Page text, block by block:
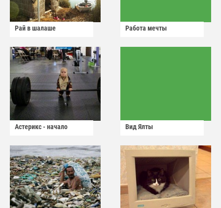
Рай в шалаше Работа мечты
Астерикс - начало Вид Ялты